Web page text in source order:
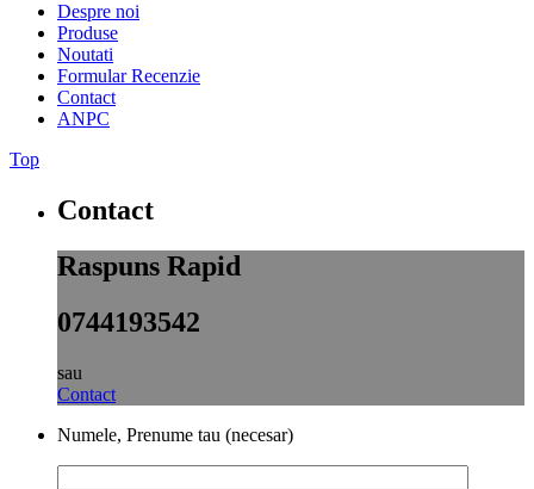
Despre noi
Produse
Noutati
Formular Recenzie
Contact
ANPC
Top
Contact
Raspuns Rapid
0744193542
sau
Contact
Numele, Prenume tau (necesar)